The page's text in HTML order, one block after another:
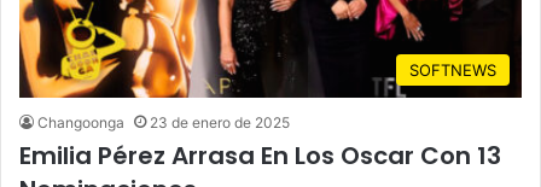
SOFTNEWS
Changoonga 23 de enero de 2025
Emilia Pérez Arrasa En Los Oscar Con 13